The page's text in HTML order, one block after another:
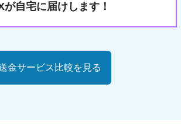
が自宅に届けします！
金サービス比較を見る